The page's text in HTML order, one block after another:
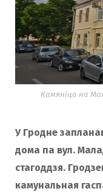
Камяніца на
У Гродне
дома па вул.
стагоддзя.
камунальная